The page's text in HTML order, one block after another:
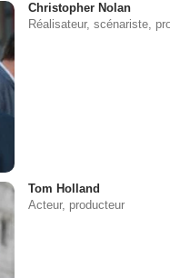
Christopher Nolan
Réalisateur, scénariste,
Tom Holland
Acteur, producteur